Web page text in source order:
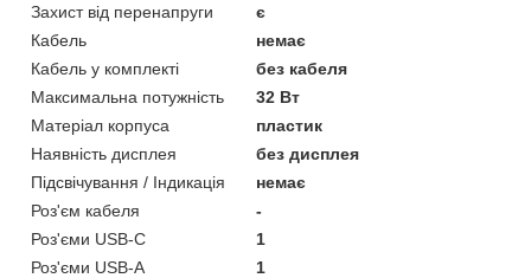
Захист від перенапруги
є
Кабель
немає
Кабель у комплекті
без кабеля
Максимальна потужність
32 Вт
Матеріал корпуса
пластик
Наявність дисплея
без дисплея
Підсвічування / Індикація
немає
Роз'єм кабеля
-
Роз'єми USB-C
1
Роз'єми USB-А
1